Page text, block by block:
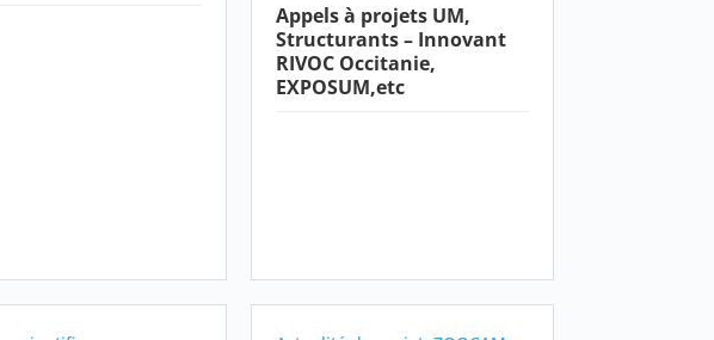
Appels à projets UM,
Structurants – Innovant
RIVOC Occitanie,
EXPOSUM,etc